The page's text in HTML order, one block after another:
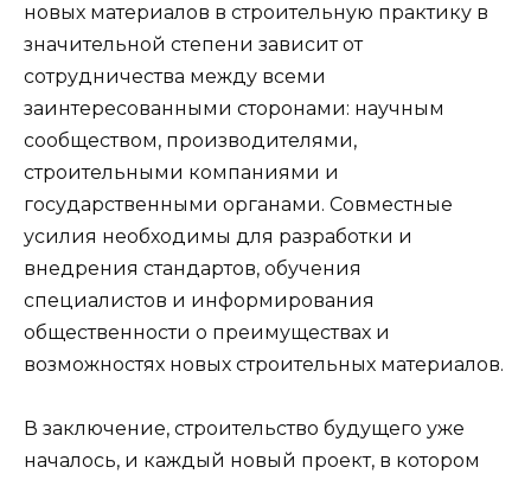
новых материалов в строительную практику в
значительной степени зависит от
сотрудничества между всеми
заинтересованными сторонами: научным
сообществом, производителями,
строительными компаниями и
государственными органами. Совместные
усилия необходимы для разработки и
внедрения стандартов, обучения
специалистов и информирования
общественности о преимуществах и
возможностях новых строительных материалов.
В заключение, строительство будущего уже
началось, и каждый новый проект, в котором